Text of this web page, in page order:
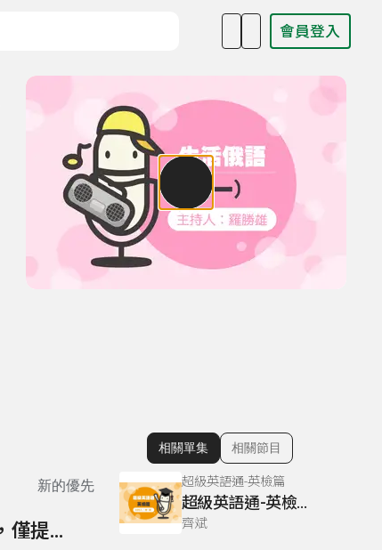
會員登入
新的優先
85- 實用俄語生活會話第一冊勘誤表(本講次無音檔，僅提供勘誤表)
顯示相關單集
相關單集 相關節目
超級英語通-英檢篇
超級英語通-英檢篇 083 Cloze Test/段落填空-13
齊斌